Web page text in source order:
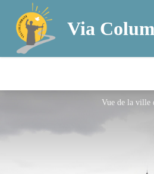
Via
Vue de la ville